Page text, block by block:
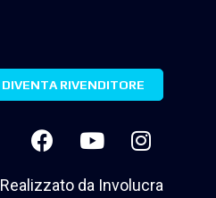
DIVENTA RIVENDITORE
Realizzato da Involucra